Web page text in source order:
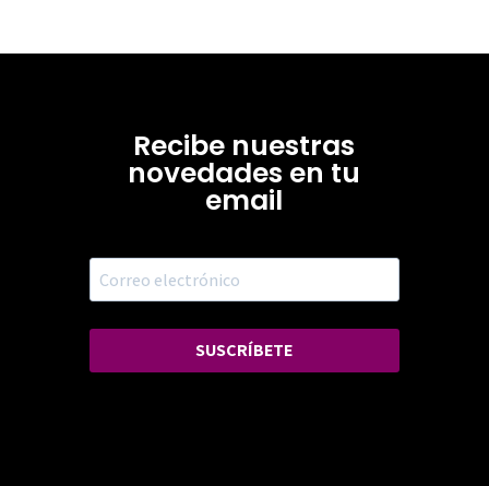
Recibe nuestras
novedades en tu
email
SUSCRÍBETE